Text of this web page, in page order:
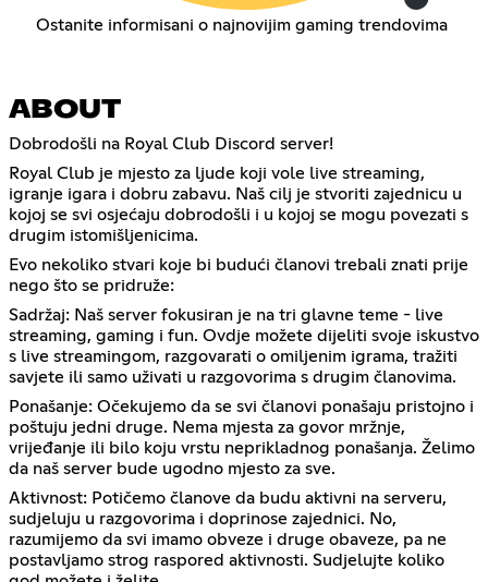
Ostanite informisani o najnovijim gaming trendovima
ABOUT
Dobrodošli na Royal Club Discord server!
Royal Club je mjesto za ljude koji vole live streaming,
igranje igara i dobru zabavu. Naš cilj je stvoriti zajednicu u
kojoj se svi osjećaju dobrodošli i u kojoj se mogu povezati s
drugim istomišljenicima.
Evo nekoliko stvari koje bi budući članovi trebali znati prije
nego što se pridruže:
Sadržaj: Naš server fokusiran je na tri glavne teme - live
streaming, gaming i fun. Ovdje možete dijeliti svoje iskustvo
s live streamingom, razgovarati o omiljenim igrama, tražiti
savjete ili samo uživati u razgovorima s drugim članovima.
Ponašanje: Očekujemo da se svi članovi ponašaju pristojno i
poštuju jedni druge. Nema mjesta za govor mržnje,
vrijeđanje ili bilo koju vrstu neprikladnog ponašanja. Želimo
da naš server bude ugodno mjesto za sve.
Aktivnost: Potičemo članove da budu aktivni na serveru,
sudjeluju u razgovorima i doprinose zajednici. No,
razumijemo da svi imamo obveze i druge obaveze, pa ne
postavljamo strog raspored aktivnosti. Sudjelujte koliko